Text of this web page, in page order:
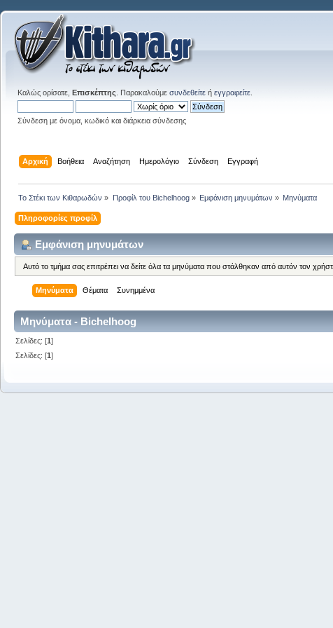
Καλώς ορίσατε, Επισκέπτης . Παρακαλούμε συνδεθείτε ή εγγραφείτε
Σύνδεση με όνομα, κωδικό και διάρκεια σύνδεσης
Αρχική Βοήθεια Αναζήτηση Ημερολόγιο Σύνδεση Εγγραφή
Το Στέκι των Κιθαρωδών » Προφίλ του Bichelhoog» Εμφάνιση μηνυμάτων » Μηνύματα
Πληροφορίες προφίλ
Εμφάνιση μηνυμάτων
Αυτό το τμήμα σας επιτρέπει να δείτε όλα τα μηνύματα που στάλθηκαν από αυτόν τον
Μηνύματα Θέματα Συνημμένα
Μηνύματα - Bichelhoog
Σελίδες: [1]
Σελίδες: [1]